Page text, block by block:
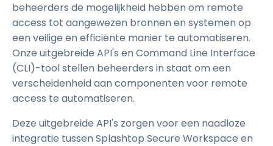
beheerders de mogelijkheid hebben om remote
access tot aangewezen bronnen en systemen op
een veilige en efficiënte manier te automatiseren.
Onze uitgebreide API's en Command Line Interface
(CLI)-tool stellen beheerders in staat om een
verscheidenheid aan componenten voor remote
access te automatiseren.
Deze uitgebreide API's zorgen voor een naadloze
integratie tussen Splashtop Secure Workspace en